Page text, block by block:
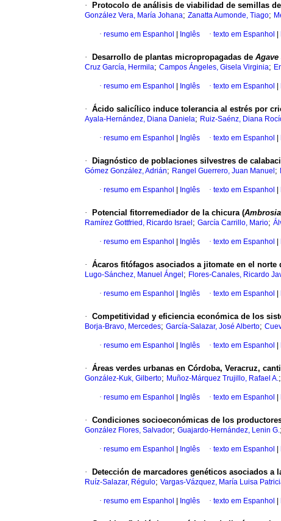
· Protocolo de análisis de viabilidad de semillas
González Vera, María Johana; Zanatta Aumonde, Tiago;
· resumo em Espanhol Inglês · texto em Espanhol
· Desarrollo de plantas micropropagadas de Agave
Cruz García, Hermila; Campos Ángeles, Gisela Virginia;
· resumo em Espanhol Inglês · texto em Espanhol
· Ácido salicílico induce tolerancia al estrés por
Ayala-Hernández, Diana Daniela; Ruiz-Saénz, Diana
· resumo em Espanhol Inglês · texto em Espanhol
· Diagnóstico de poblaciones silvestres de
Gómez González, Adrián; Rangel Guerrero, Juan Manuel ;
· resumo em Espanhol Inglês · texto em Espanhol
· Potencial fitorremediador de la chicura (
Ramírez Gottfried, Ricardo Israel ; García Carrillo, Mario;
· resumo em Espanhol Inglês · texto em Espanhol
· Ácaros fitófagos asociados a jitomate en el norte
Lugo-Sánchez, Manuel Ángel ; Flores-Canales, Ricardo
· resumo em Espanhol Inglês · texto em Espanhol
· Competitividad y eficiencia económica de los
Borja-Bravo, Mercedes; García-Salazar, José Alberto;
· resumo em Espanhol Inglês · texto em Espanhol
· Áreas verdes urbanas en Córdoba, Veracruz,
González-Kuk, Gilberto; Muñoz-Márquez Trujillo, Rafael A.;
· resumo em Espanhol Inglês · texto em Espanhol
· Condiciones socioeconómicas de los
González Flores, Salvador; Guajardo-Hernández, Lenin G.;
· resumo em Espanhol Inglês · texto em Espanhol
· Detección de marcadores genéticos asociados
Ruíz-Salazar, Régulo; Vargas-Vázquez, María Luisa
· resumo em Espanhol Inglês · texto em Espanhol